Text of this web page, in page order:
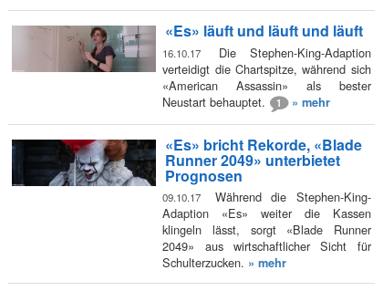
«Es» läuft und läuft und läuft
16.10.17
Die Stephen-King-Adaption
verteidigt die Chartspitze, während sich
«American Assassin» als bester
Neustart behauptet.
1 » mehr
«Es» bricht Rekorde, «Blade
Runner 2049» unterbietet
Prognosen
09.10.17
Während die Stephen-King-
Adaption «Es» weiter die Kassen
klingeln lässt, sorgt «Blade Runner
2049» aus wirtschaftlicher Sicht für
Schulterzucken. » mehr